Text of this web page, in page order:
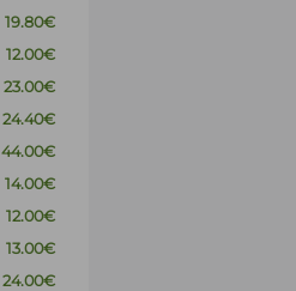
19.80€
12.00€
23.00€
24.40€
44.00€
14.00€
12.00€
13.00€
24.00€